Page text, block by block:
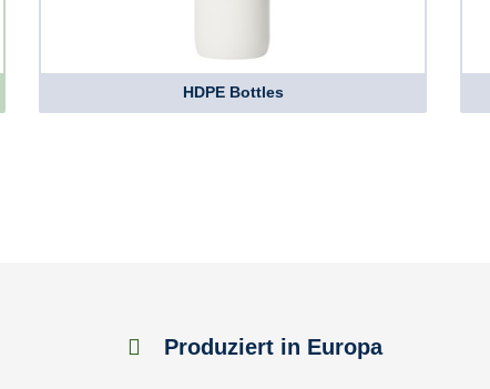
HDPE Bottles
Produziert in Europa